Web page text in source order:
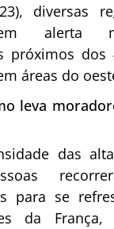
diversas
alerta
próximos dos
áreas do
leva
das
para se
da França,